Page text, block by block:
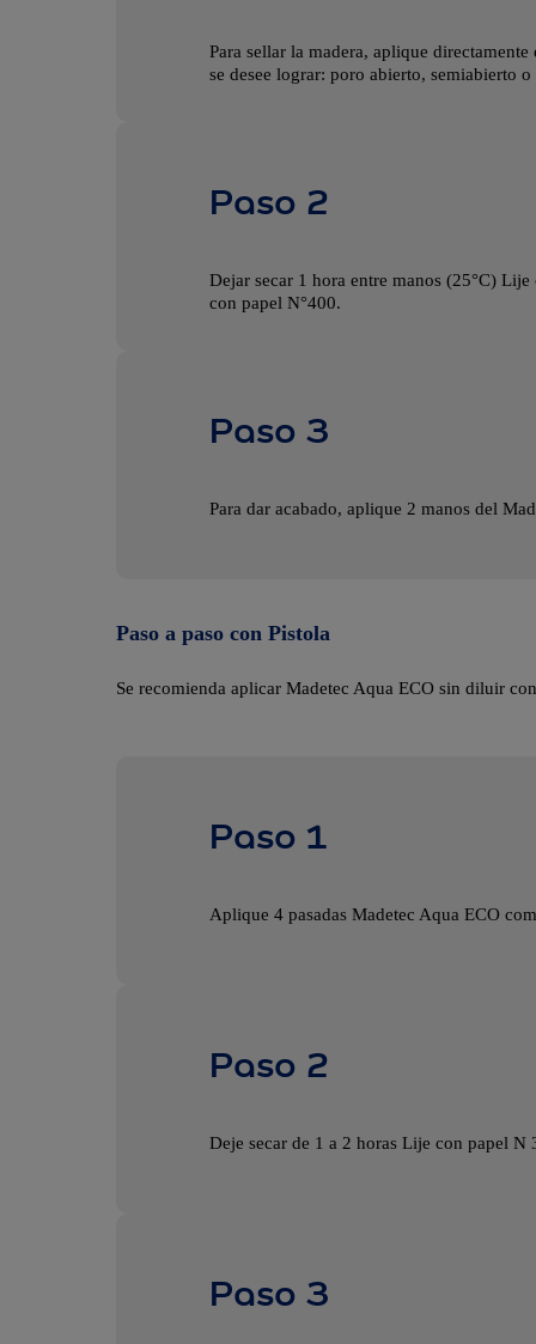
Para sellar la madera, aplique
se desee lograr: poro abierto, semiabierto o
Paso 2
Dejar secar 1 hora entre manos (25°C)
con papel N°400.
Paso 3
Para dar acabado, aplique 2 manos del
Paso a paso con Pistola
Se recomienda aplicar Madetec Aqua ECO sin diluir
Paso 1
Aplique 4 pasadas Madetec Aqua ECO
Paso 2
Deje secar de 1 a 2 horas Lije con papel N
Paso 3